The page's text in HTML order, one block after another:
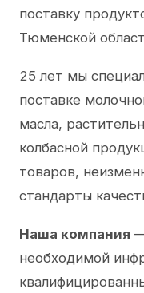
поставку
Тюменской
25 лет мы
поставке
масла,
колбасной
товаров,
стандарты
Наша компания
необходимой